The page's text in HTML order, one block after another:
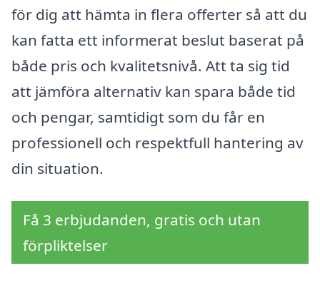
för dig att hämta in flera offerter så att du
kan fatta ett informerat beslut baserat på
både pris och kvalitetsnivå. Att ta sig tid
att jämföra alternativ kan spara både tid
och pengar, samtidigt som du får en
professionell och respektfull hantering av
din situation.
Få 3 erbjudanden, gratis och utan
förpliktelser